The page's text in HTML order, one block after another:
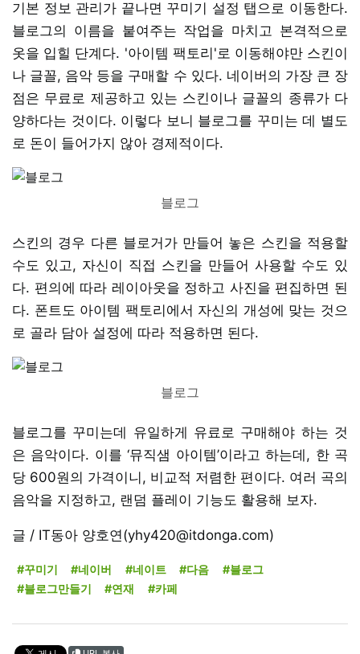
기본 정보 관리가 끝나면 꾸미기 설정 탭으로 이동한다.
블로그의 이름을 붙여주는 작업을 마치고 본격적으로
옷을 입힐 단계다. '아이템 팩토리'로 이동해야만 스킨이
나 글꼴, 음악 등을 구매할 수 있다. 네이버의 가장 큰 장
점은 무료로 제공하고 있는 스킨이나 글꼴의 종류가 다
양하다는 것이다. 이렇다 보니 블로그를 꾸미는 데 별도
로 돈이 들어가지 않아 경제적이다.
블로그
스킨의 경우 다른 블로거가 만들어 놓은 스킨을 적용할
수도 있고, 자신이 직접 스킨을 만들어 사용할 수도 있
다. 편의에 따라 레이아웃을 정하고 사진을 편집하면 된
다. 폰트도 아이템 팩토리에서 자신의 개성에 맞는 것으
로 골라 담아 설정에 따라 적용하면 된다.
블로그
블로그를 꾸미는데 유일하게 유료로 구매해야 하는 것
은 음악이다. 이를 ‘뮤직샘 아이템’이라고 하는데, 한 곡
당 600원의 가격이니, 비교적 저렴한 편이다. 여러 곡의
음악을 지정하고, 랜덤 플레이 기능도 활용해 보자.
글 / IT동아 양호연(yhy420@itdonga.com)
#꾸미기 #네이버 #네이트 #다음
#블로그
#블로그만들기
#연재 #카페